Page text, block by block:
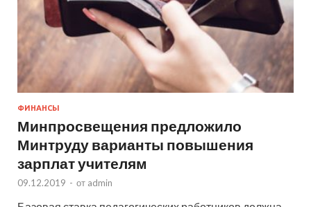
ФИНАНСЫ
Минпросвещения предложило
Минтруду варианты повышения
зарплат учителям
09.12.2019 - от admin